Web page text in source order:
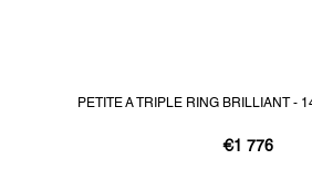
PETITE A TRIPLE RING BRILLIANT -
€1 776